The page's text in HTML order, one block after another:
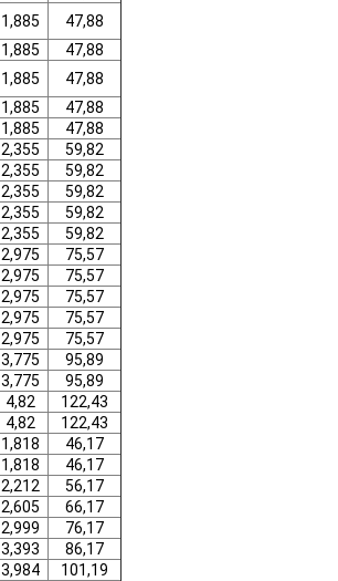
1,885
47,88
1,885
47,88
1,885
47,88
1,885
47,88
1,885
47,88
2,355
59,82
2,355
59,82
2,355
59,82
2,355
59,82
2,355
59,82
2,975
75,57
2,975
75,57
2,975
75,57
2,975
75,57
2,975
75,57
3,775
95,89
3,775
95,89
4,82
122,43
4,82
122,43
1,818
46,17
1,818
46,17
2,212
56,17
2,605
66,17
2,999
76,17
3,393
86,17
3,984
101,19